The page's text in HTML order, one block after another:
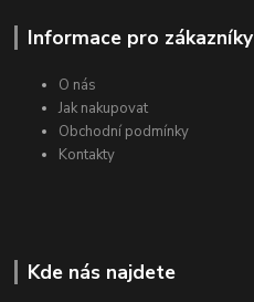
Informace pro zákazníky
O nás
Jak nakupovat
Obchodní podmínky
Kontakty
Kde nás najdete